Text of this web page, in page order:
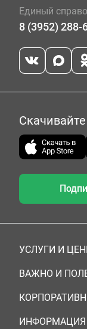
Единый
8 (3952) 288-
УСЛУГИ И
Анализы
Комплексы
УЗИ
ВАЖНО И
Документы
Система скидок
Медицинским
ИНФОРМАЦИЯ